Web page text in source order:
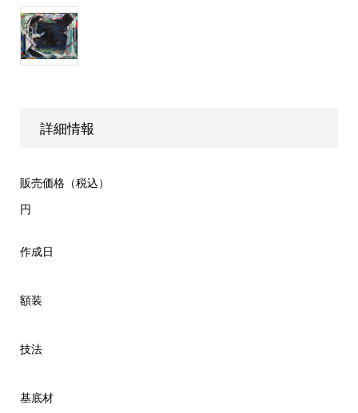
詳細情報
販売価格（税込）
円
作成日
額装
技法
基底材